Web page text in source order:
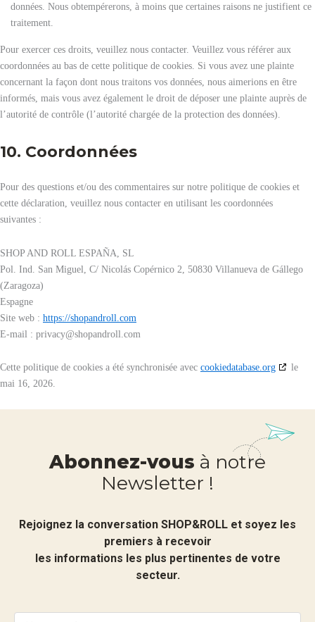
données. Nous obtempérerons, à moins que certaines raisons ne justifient ce
traitement.
Pour exercer ces droits, veuillez nous contacter. Veuillez vous référer aux
coordonnées au bas de cette politique de cookies. Si vous avez une plainte
concernant la façon dont nous traitons vos données, nous aimerions en être
informés, mais vous avez également le droit de déposer une plainte auprès de
l’autorité de contrôle (l’autorité chargée de la protection des données).
10. Coordonnées
Pour des questions et/ou des commentaires sur notre politique de cookies et
cette déclaration, veuillez nous contacter en utilisant les coordonnées
suivantes :
SHOP AND ROLL ESPAÑA, SL
Pol. Ind. San Miguel, C/ Nicolás Copérnico 2, 50830 Villanueva de Gállego
(Zaragoza)
Espagne
Site web : https://shopandroll.com
E-mail : privacy@shopandroll.com
Cette politique de cookies a été synchronisée avec cookiedatabase.org
le
mai 16, 2026.
Abonnez-vous à notre
Newsletter !
Rejoignez la conversation SHOP&ROLL et soyez les
premiers à recevoir
les informations les plus pertinentes de votre
secteur.